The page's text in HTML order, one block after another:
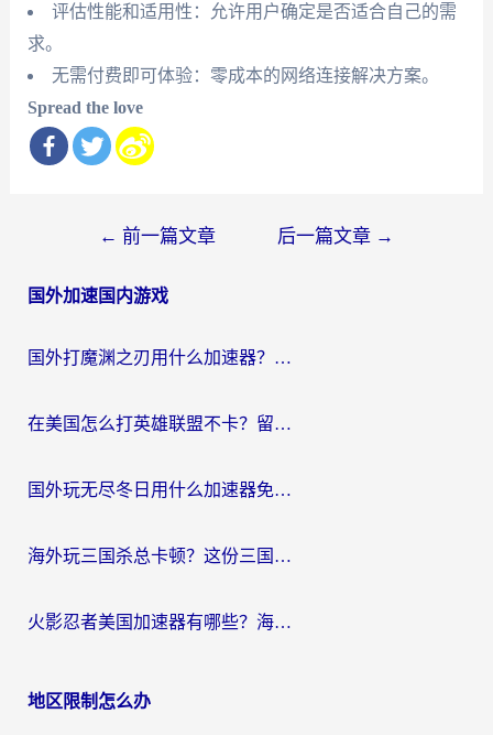
评估性能和适用性：允许用户确定是否适合自己的需
求。
无需付费即可体验：零成本的网络连接解决方案。
Spread the love
导
← 前一篇文章 后一篇文章 →
国外加速国内游戏
国外打魔渊之刃用什么加速器？2026海外玩家国服游戏加速全攻略（附闪耀暖暖&复苏的魔女避坑指南）
在美国怎么打英雄联盟不卡？留学生亲测的国服游戏加速全攻略
国外玩无尽冬日用什么加速器免费？海外党国服游戏加速避坑指南
海外玩三国杀总卡顿？这份三国杀游戏加速器指南帮你告别延迟烦恼
火影忍者美国加速器有哪些？海外党亲测的国服游戏加速全攻略（含菲律宾玩三国之刃守望黎明技巧）
地区限制怎么办